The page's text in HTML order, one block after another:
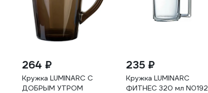
264 ₽
Кружка LUMINARC С
ДОБРЫМ УТРОМ
235 ₽
Кружка LUMINARC
ФИТНЕС 320 мл N0192